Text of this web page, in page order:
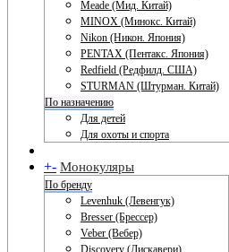
Meade (Мид. Китай)
MINOX (Минокс. Китай)
Nikon (Никон. Япония)
PENTAX (Пентакс. Япония)
Redfield (Редфилд. США)
STURMAN (Штурман. Китай)
По назначению
Для детей
Для охоты и спорта
+- Монокуляры
По бренду
Levenhuk (Левенгук)
Bresser (Брессер)
Veber (Вебер)
Discovery (Дискавери)